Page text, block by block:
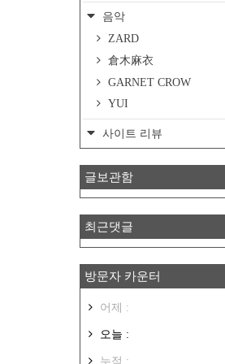
음악
ZARD
倉木麻衣
GARNET CROW
YUI
사이트 리뷰
글보관함
최근댓글
방문자 카운터
어제 :
오늘 :
누적 :